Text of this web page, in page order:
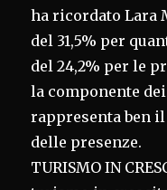
ha ricordato Lara
del 31,5% per
del 24,2% per le
la componente
rappresenta ben
delle presenze.
TURISMO IN